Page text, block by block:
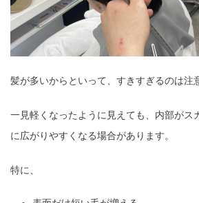
髪が多いからといって、すきすぎるのは注
一見軽くなったように見えても、内部がス
に広がりやすくなる場合があります。
特に、